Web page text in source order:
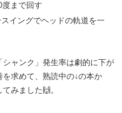
度まで回す
イングでヘッドの軌道を一
ャンク」発生率は劇的に下が
求めて、熟読中の↓の本か
みました🙌。